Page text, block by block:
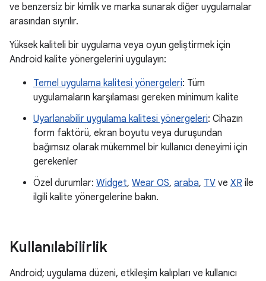
ve benzersiz bir kimlik ve marka sunarak diğer uygulamalar
arasından sıyrılır.
Yüksek kaliteli bir uygulama veya oyun geliştirmek için
Android kalite yönergelerini uygulayın:
Temel uygulama kalitesi yönergeleri: Tüm
uygulamaların karşılaması gereken minimum kalite
Uyarlanabilir uygulama kalitesi yönergeleri: Cihazın
form faktörü, ekran boyutu veya duruşundan
bağımsız olarak mükemmel bir kullanıcı deneyimi için
gerekenler
Özel durumlar: Widget, Wear OS, araba, TV ve XR ile
ilgili kalite yönergelerine bakın.
Kullanılabilirlik
Android; uygulama düzeni, etkileşim kalıpları ve kullanıcı